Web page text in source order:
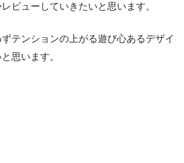
ビューしていきたいと思います。
テンションの上がる遊び心あるデザイ
思います。